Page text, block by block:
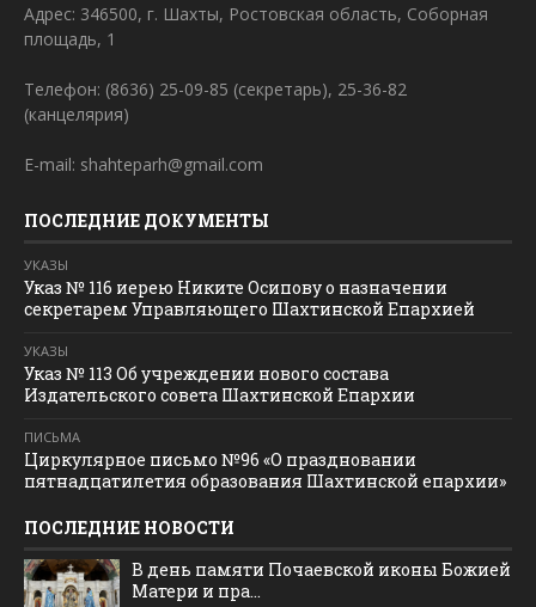
Адрес: 346500, г. Шахты, Ростовская область, Соборная
площадь, 1
Телефон: (8636) 25-09-85 (секретарь), 25-36-82
(канцелярия)
E-mail: shahteparh@gmail.com
ПОСЛЕДНИЕ ДОКУМЕНТЫ
УКАЗЫ
Указ № 116 иерею Никите Осипову о назначении
секретарем Управляющего Шахтинской Епархией
УКАЗЫ
Указ № 113 Об учреждении нового состава
Издательского совета Шахтинской Епархии
ПИСЬМА
Циркулярное письмо №96 «О праздновании
пятнадцатилетия образования Шахтинской епархии»
ПОСЛЕДНИЕ НОВОСТИ
В день памяти Почаевской иконы Божией
Матери и пра...